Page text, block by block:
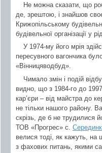
Не можна сказати, що
де, зрештою, і знайшов
Крижопільському
будівельної організації у
У 1974-му його мрія
пересувного вагончика
«Вінницяводбуд».
Чимало змін і подій
видно, що з 1984-го до
кар’єри – від майстра до
не тільки нашого району.
скрізь, де б не трудилися
ТОВ «Прогрес» с.
велися тоді, як кажуть, на
з фахових питань, якими